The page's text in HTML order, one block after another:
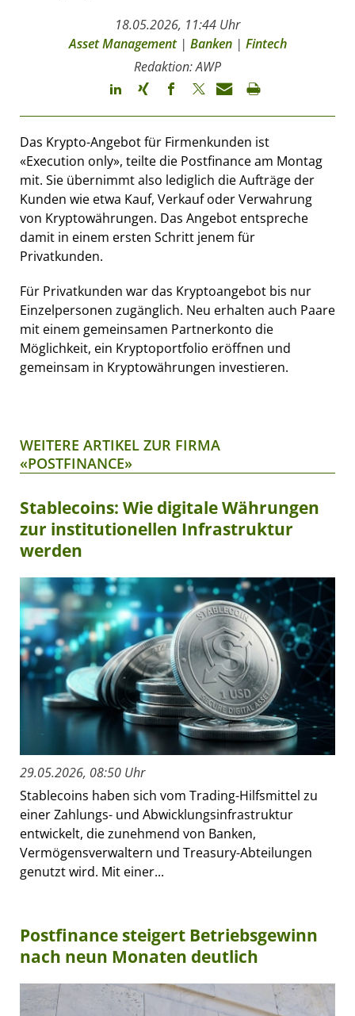
18.05.2026, 11:44 Uhr
Asset Management| Banken| Fintech
Redaktion: AWP
Das Krypto-Angebot für Firmenkunden ist
«Execution only», teilte die Postfinance am Montag
mit. Sie übernimmt also lediglich die Aufträge der
Kunden wie etwa Kauf, Verkauf oder Verwahrung
von Kryptowährungen. Das Angebot entspreche
damit in einem ersten Schritt jenem für
Privatkunden.
Für Privatkunden war das Kryptoangebot bis nur
Einzelpersonen zugänglich. Neu erhalten auch Paare
mit einem gemeinsamen Partnerkonto die
Möglichkeit, ein Kryptoportfolio eröffnen und
gemeinsam in Kryptowährungen investieren.
WEITERE ARTIKEL ZUR FIRMA
«POSTFINANCE»
Stablecoins: Wie digitale Währungen
zur institutionellen Infrastruktur
werden
29.05.2026, 08:50 Uhr
Stablecoins haben sich vom Trading-Hilfsmittel zu
einer Zahlungs- und Abwicklungsinfrastruktur
entwickelt, die zunehmend von Banken,
Vermögensverwaltern und Treasury-Abteilungen
genutzt wird. Mit einer...
Postfinance steigert Betriebsgewinn
nach neun Monaten deutlich